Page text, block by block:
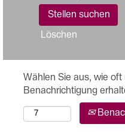
Löschen
Wählen Sie aus, wie oft
Benachrichtigung